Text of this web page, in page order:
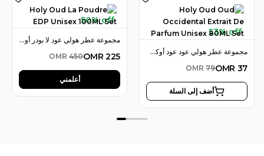
50% off
مجموعة عطر هولي عود لا بودر أو دو بارفان 100 مل للجنسين
OMR 225
OMR 450
أعلمني
53% off
مجموعة عطر هولي عود عود أوكسيدنتال إكستريت دو بارفان 80 مل للرجال
OMR 37
OMR 79
أضف إلى السلة